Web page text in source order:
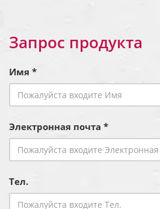
Запрос продукта
Имя *
Электронная почта *
Тел.